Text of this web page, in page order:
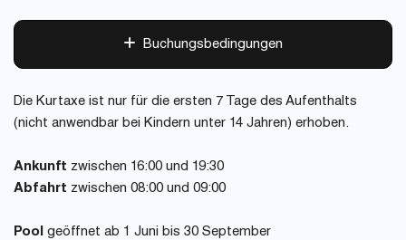
Buchungsbedingungen
Die Kurtaxe ist nur für die ersten 7 Tage des Aufenthalts
(nicht anwendbar bei Kindern unter 14 Jahren) erhoben.
Ankunft zwischen 16:00 und 19:30
Abfahrt zwischen 08:00 und 09:00
Pool geöffnet ab 1 Juni bis 30 September